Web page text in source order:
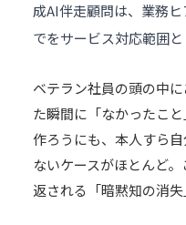
成AI伴走顧問は、業務
でをサービス対応範囲と
ベテラン社員の頭の中
た瞬間に「なかったこ
作ろうにも、本人すら
ないケースがほとんど
返される「暗黙知の消失